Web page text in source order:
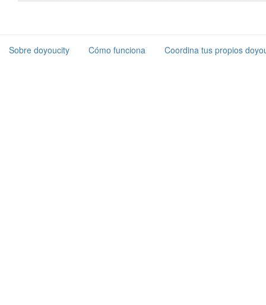
Sobre doyoucity Cómo funciona Coordina tus propios